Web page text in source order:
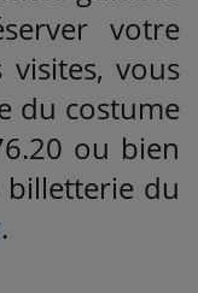
votre
vous
du costume
ou bien
du
.